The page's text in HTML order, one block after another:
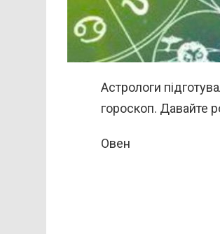
Астрологи
гороскоп. Давайте
Овен